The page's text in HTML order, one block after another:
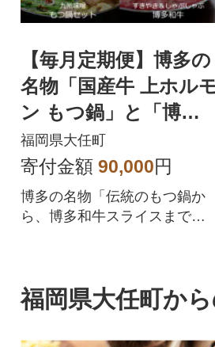
【毎月定期便】博多の
名物「国産牛 上ホル
ン もつ鍋」と「博多
和牛スライス」(大任
町)全6回
福岡県大任町
寄付金額 90,000円
博多の名物「伝統のもつ鍋か
ら、博多和牛スライスまで」3
福岡県大任町か